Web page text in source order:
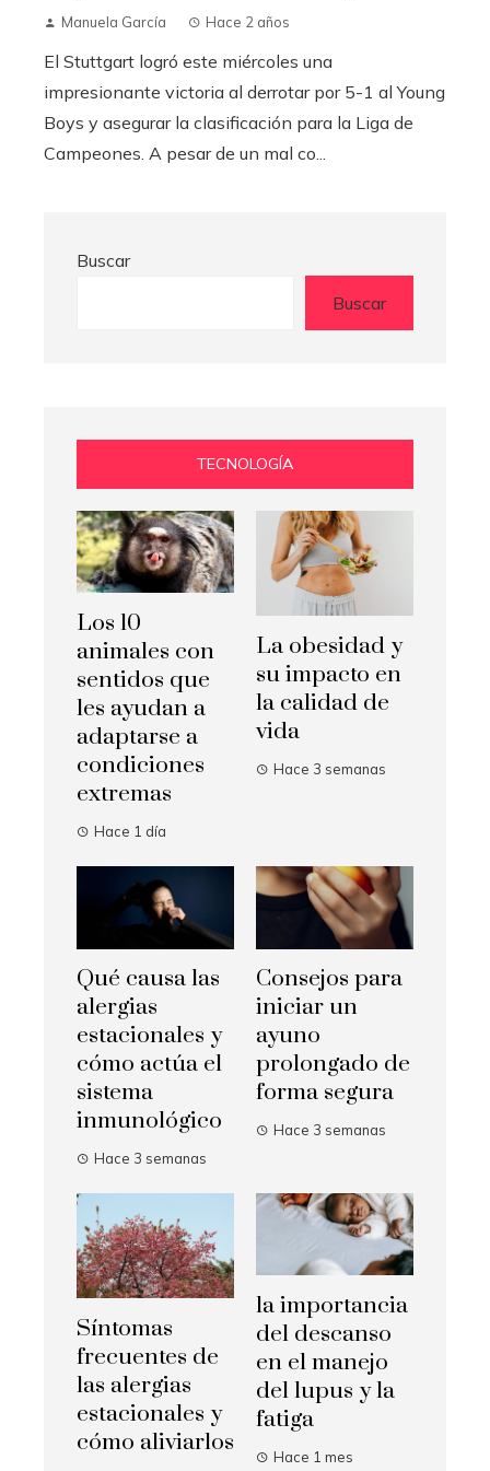
Manuela García Hace 2 años
El Stuttgart logró este miércoles una
impresionante victoria al derrotar por 5-1 al Young
Boys y asegurar la clasificación para la Liga de
Campeones. A pesar de un mal co...
Buscar
Buscar
TECNOLOGÍA
Los 10
animales con
sentidos que
les ayudan a
adaptarse a
condiciones
extremas
Hace 1 día
La obesidad y
su impacto en
la calidad de
vida
Hace 3 semanas
Qué causa las
alergias
estacionales y
cómo actúa el
sistema
inmunológico
Hace 3 semanas
Consejos para
iniciar un
ayuno
prolongado de
forma segura
Hace 3 semanas
Síntomas
frecuentes de
las alergias
estacionales y
cómo aliviarlos
la importancia
del descanso
en el manejo
del lupus y la
fatiga
Hace 1 mes